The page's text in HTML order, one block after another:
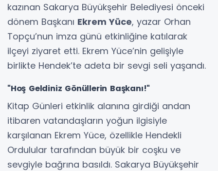
kazınan Sakarya Büyükşehir Belediyesi önceki
dönem Başkanı Ekrem Yüce, yazar Orhan
Topçu’nun imza günü etkinliğine katılarak
ilçeyi ziyaret etti. Ekrem Yüce’nin gelişiyle
birlikte Hendek’te adeta bir sevgi seli yaşandı.
"Hoş Geldiniz Gönüllerin Başkanı!"
Kitap Günleri etkinlik alanına girdiği andan
itibaren vatandaşların yoğun ilgisiyle
karşılanan Ekrem Yüce, özellikle Hendekli
Ordulular tarafından büyük bir coşku ve
sevgiyle bağrına basıldı. Sakarya Büyükşehir